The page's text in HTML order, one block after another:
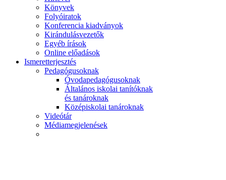
Könyvek
Folyóiratok
Konferencia kiadványok
Kirándulásvezetők
Egyéb írások
Online előadások
Ismeretterjesztés
Pedagógusoknak
Óvodapedagógusoknak
Általános iskolai tanítóknak
és tanároknak
Középiskolai tanároknak
Videótár
Médiamegjelenések